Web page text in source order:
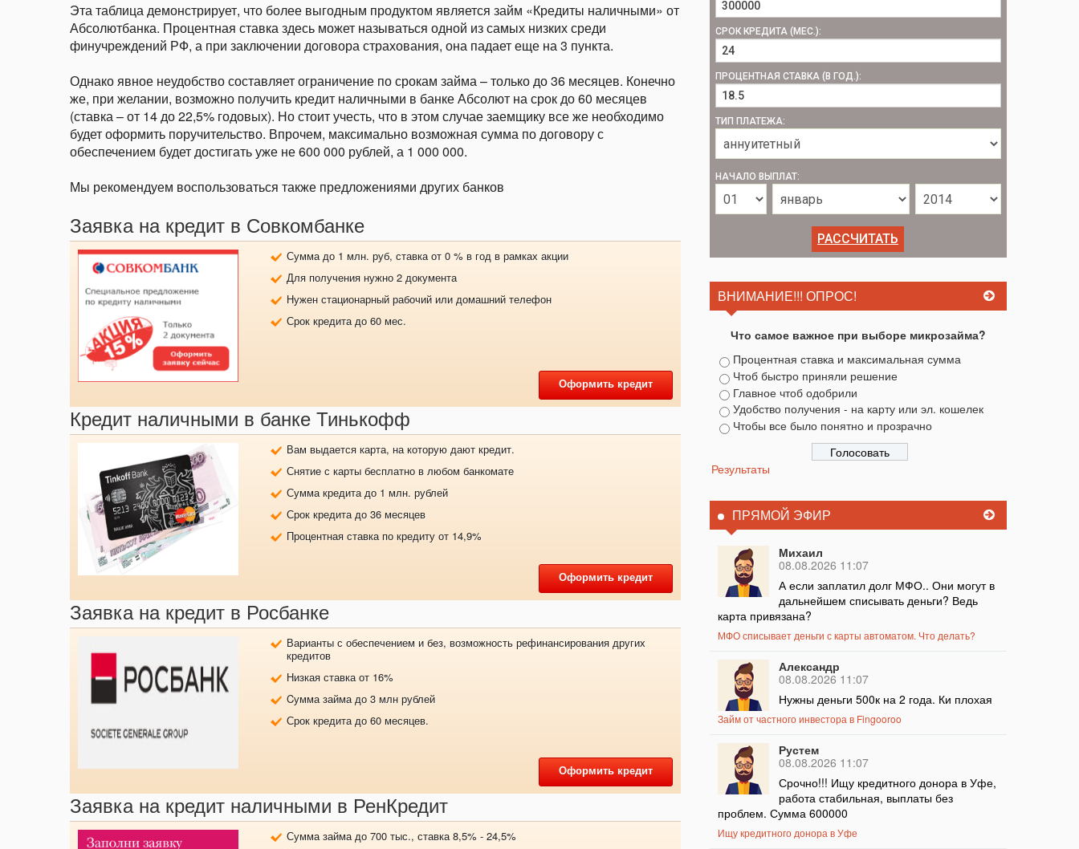
Эта таблица демонстрирует, что более выгодным продуктом является займ «Кредиты наличными» от
Абсолютбанка. Процентная ставка здесь может называться одной из самых низких среди
финучреждений РФ, а при заключении договора страхования, она падает еще на 3 пункта.
Однако явное неудобство составляет ограничение по срокам займа – только до 36 месяцев. Конечно
же, при желании, возможно получить кредит наличными в банке Абсолют на срок до 60 месяцев
(ставка – от 14 до 22,5% годовых). Но стоит учесть, что в этом случае заемщику все же необходимо
будет оформить поручительство. Впрочем, максимально возможная сумма по договору с
обеспечением будет достигать уже не 600 000 рублей, а 1 000 000.
Мы рекомендуем воспользоваться также предложениями других банков
Заявка на кредит в Совкомбанке
Сумма до 1 млн. руб, ставка от 0 % в год в рамках акции
Для получения нужно 2 документа
Нужен стационарный рабочий или домашний телефон
Срок кредита до 60 мес.
Оформить кредит
Кредит наличными в банке Тинькофф
Вам выдается карта, на которую дают кредит.
Снятие с карты бесплатно в любом банкомате
Сумма кредита до 1 млн. рублей
Срок кредита до 36 месяцев
Процентная ставка по кредиту от 14,9%
Оформить кредит
Заявка на кредит в Росбанке
Варианты с обеспечением и без, возможность рефинансирования других
кредитов
Низкая ставка от 16%
Cумма займа до 3 млн рублей
Срок кредита до 60 месяцев.
Оформить кредит
Заявка на кредит наличными в РенКредит
Сумма займа до 700 тыс., ставка 8,5% - 24,5%
СРОК КРЕДИТА (МЕС.):
ПРОЦЕНТНАЯ СТАВКА (В ГОД.):
ТИП ПЛАТЕЖА:
НАЧАЛО ВЫПЛАТ:
ВНИМАНИЕ!!! ОПРОС!
Что самое важное при выборе микрозайма?
Процентная ставка и максимальная сумма
Чтоб быстро приняли решение
Главное чтоб одобрили
Удобство получения - на карту или эл. кошелек
Чтобы все было понятно и прозрачно
Результаты
ПРЯМОЙ ЭФИР
Михаил
08.08.2026 11:07
А если заплатил долг МФО.. Они могут в
дальнейшем списывать деньги? Ведь
карта привязана?
МФО списывает деньги с карты автоматом. Что делать?
Александр
08.08.2026 11:07
Нужны деньги 500к на 2 года. Ки плохая
Займ от частного инвестора в Fingooroo
Рустем
08.08.2026 11:07
Срочно!!! Ищу кредитного донора в Уфе,
работа стабильная, выплаты без
проблем. Сумма 600000
Ищу кредитного донора в Уфе